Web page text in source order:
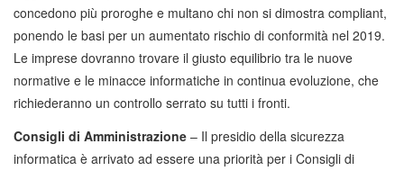
concedono più proroghe e multano chi non si dimostra compliant,
ponendo le basi per un aumentato rischio di conformità nel 2019.
Le imprese dovranno trovare il giusto equilibrio tra le nuove
normative e le minacce informatiche in continua evoluzione, che
richiederanno un controllo serrato su tutti i fronti.
Consigli di Amministrazione – Il presidio della sicurezza
informatica è arrivato ad essere una priorità per i Consigli di